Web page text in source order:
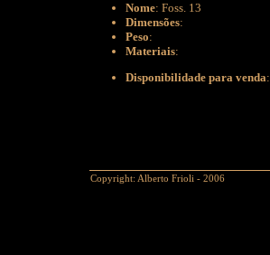
Nome: Foss. 13
Dimensões:
Peso:
Materiais:
Disponibilidade para venda:
Copyright: Alberto Frioli - 2006